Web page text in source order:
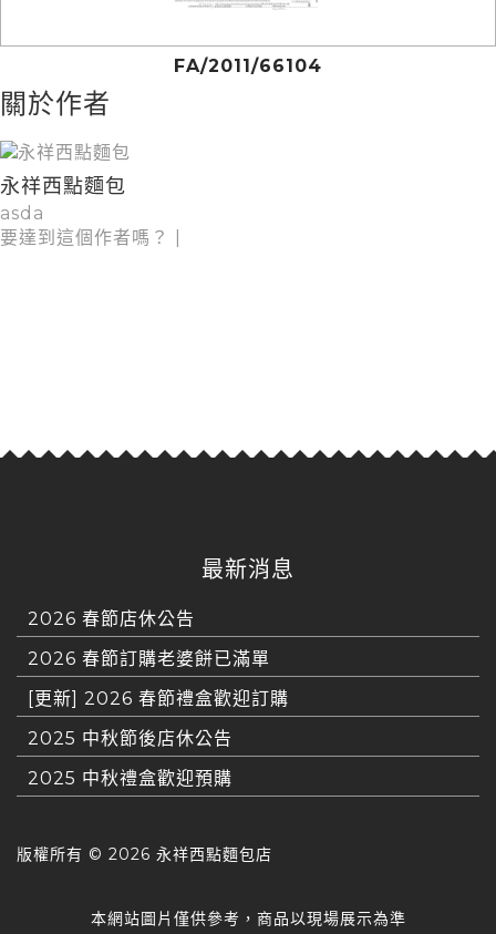
FA/2011/66104
關於作者
永祥西點麵包
asda
要達到這個作者嗎？
最新消息
2026 春節店休公告
2026 春節訂購老婆餅已滿單
[更新] 2026 春節禮盒歡迎訂購
2025 中秋節後店休公告
2025 中秋禮盒歡迎預購
版權所有 © 2026 永祥西點麵包店
本網站圖片僅供參考，商品以現場展示為準